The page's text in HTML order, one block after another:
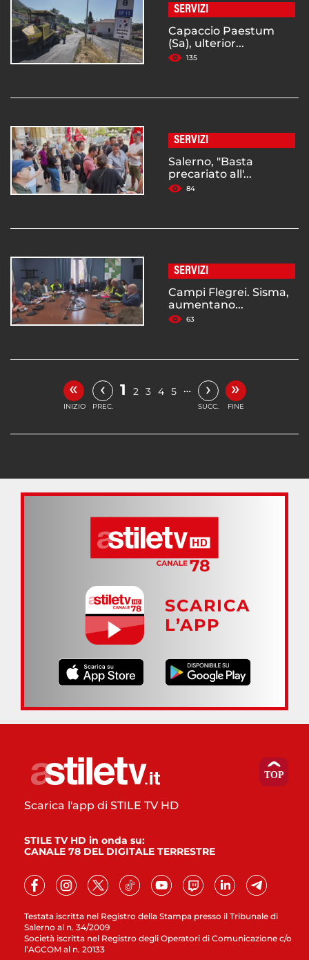
SERVIZI
Capaccio Paestum
(Sa), ulterior...
135
SERVIZI
Salerno, "Basta
precariato all'...
84
SERVIZI
Campi Flegrei. Sisma,
aumentano...
63
«
INIZIO
‹
PREC.
1 2 3 4 5 … ›
SUCC.
»
FINE
SCARICA
L’APP
Testata iscritta nel Registro della Stampa presso il Tribunale di
Salerno al n. 34/2009
Società iscritta nel Registro degli Operatori di Comunicazione c/o
l’AGCOM al n. 20133
Scarica l'app di STILE TV HD
STILE TV HD in onda su:
CANALE 78 DEL DIGITALE TERRESTRE